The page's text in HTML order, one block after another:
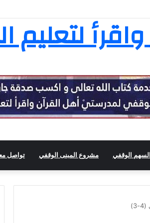
الكريم
لتعليم
السهم الوقفي مشروع المبنى الوقفي تواصل